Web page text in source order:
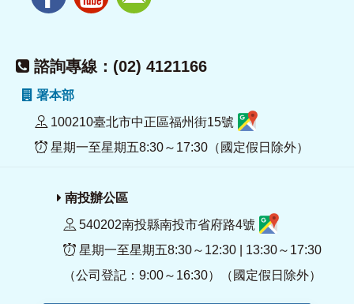
諮詢專線：(02) 4121166
署本部
100210臺北市中正區福州街15號
星期一至星期五8:30～17:30（國定假日除外）
南投辦公區
540202南投縣南投市省府路4號
星期一至星期五8:30～12:30 | 13:30～17:30
（公司登記：9:00～16:30）（國定假日除外）